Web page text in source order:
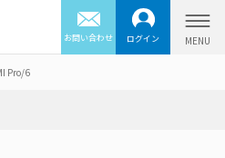
お問い合わせ ログイン
Pro/6